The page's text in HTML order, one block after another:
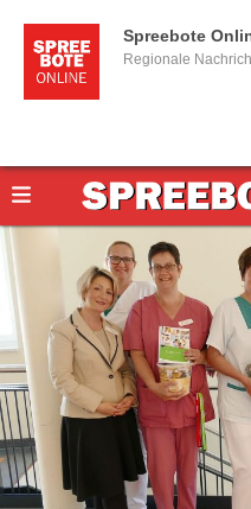
Spreebote
Regionale